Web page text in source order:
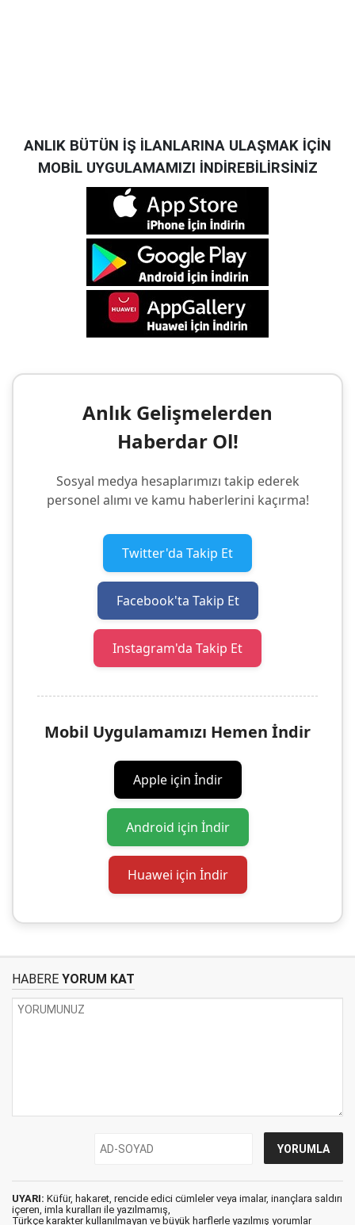
ANLIK BÜTÜN İŞ İLANLARINA ULAŞMAK İÇİN
MOBİL UYGULAMAMIZI İNDİREBİLİRSİNİZ
Anlık Gelişmelerden
Haberdar Ol!
Sosyal medya hesaplarımızı takip ederek
personel alımı ve kamu haberlerini kaçırma!
Twitter'da Takip Et
Facebook'ta Takip Et
Instagram'da Takip Et
Mobil Uygulamamızı Hemen İndir
Apple için İndir
Android için İndir
Huawei için İndir
HABERE YORUM KAT
UYARI: Küfür, hakaret, rencide edici cümleler veya imalar, inançlara saldırı
içeren, imla kuralları ile yazılmamış,
Türkçe karakter kullanılmayan ve büyük harflerle yazılmış yorumlar